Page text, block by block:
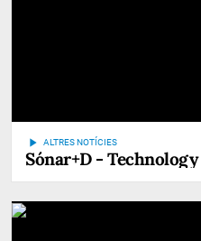
play_arrow ALTRES NOTÍCIES
Sónar+D -